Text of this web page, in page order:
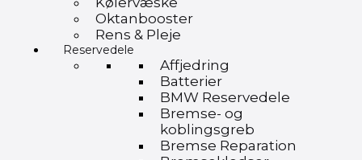
Oktanbooster
Rens & Pleje
Reservedele
Affjedring
Batterier
BMW Reservedele
Bremse- og
koblingsgreb
Bremse Reparation